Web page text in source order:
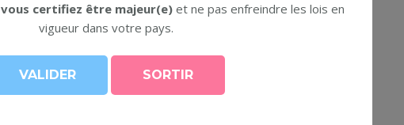
vous certifiez être majeur(e)et ne pas enfreindre les lois en
vigueur dans votre pays.